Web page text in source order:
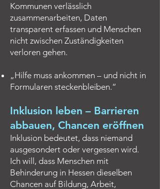
Kommunen verlässlich
zusammenarbeiten, Daten
transparent erfassen und Menschen
nicht zwischen Zuständigkeiten
verloren gehen.
„Hilfe muss ankommen – und nicht in
Formularen steckenbleiben.“
Inklusion leben – Barrieren
abbauen, Chancen eröffnen
​Inklusion bedeutet, dass niemand
ausgesondert oder vergessen wird.
Ich will, dass Menschen mit
Behinderung in Hessen dieselben
Chancen auf Bildung, Arbeit,